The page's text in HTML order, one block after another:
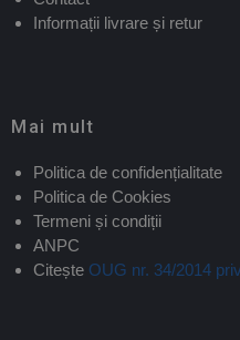
Informații livrare și retur
Mai mult
Politica de confidențialitate
Politica de Cookies
Termeni și condiții
ANPC
Citește OUG nr. 34/2014